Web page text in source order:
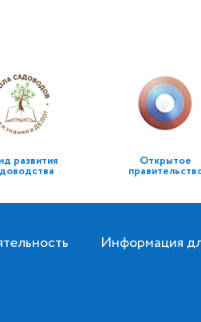
развития Открытое
Информация